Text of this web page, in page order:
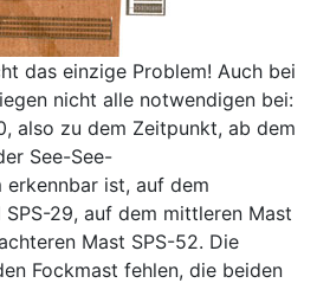
das einzige Problem! Auch bei
nicht alle notwendigen bei:
also zu dem Zeitpunkt, ab dem
See-See-
ist, auf dem
SPS-29, auf dem mittleren Mast
Mast SPS-52. Die
Fockmast fehlen, die beiden